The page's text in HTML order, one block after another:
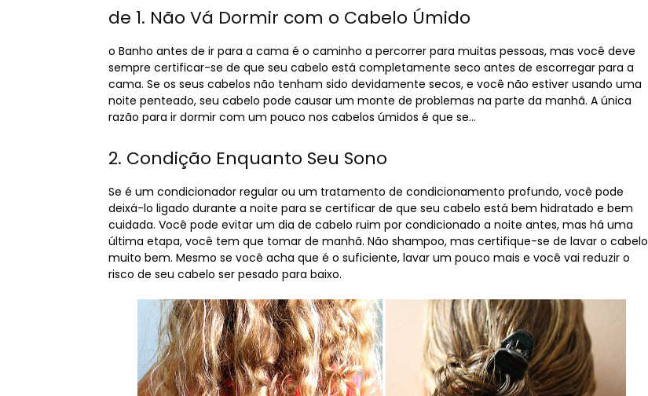
de 1. Não Vá Dormir com o Cabelo Úmido
o Banho antes de ir para a cama é o caminho a percorrer para muitas pessoas, mas você deve
sempre certificar-se de que seu cabelo está completamente seco antes de escorregar para a
cama. Se os seus cabelos não tenham sido devidamente secos, e você não estiver usando uma
noite penteado, seu cabelo pode causar um monte de problemas na parte da manhã. A única
razão para ir dormir com um pouco nos cabelos úmidos é que se…
2. Condição Enquanto Seu Sono
Se é um condicionador regular ou um tratamento de condicionamento profundo, você pode
deixá-lo ligado durante a noite para se certificar de que seu cabelo está bem hidratado e bem
cuidada. Você pode evitar um dia de cabelo ruim por condicionado a noite antes, mas há uma
última etapa, você tem que tomar de manhã. Não shampoo, mas certifique-se de lavar o cabelo
muito bem. Mesmo se você acha que é o suficiente, lavar um pouco mais e você vai reduzir o
risco de seu cabelo ser pesado para baixo.